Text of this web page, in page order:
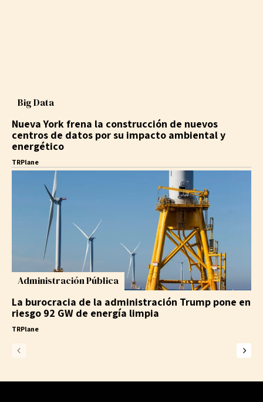
Big Data
Nueva York frena la construcción de nuevos
centros de datos por su impacto ambiental y
energético
TRPlane
Administración Pública
La burocracia de la administración Trump pone en
riesgo 92 GW de energía limpia
TRPlane